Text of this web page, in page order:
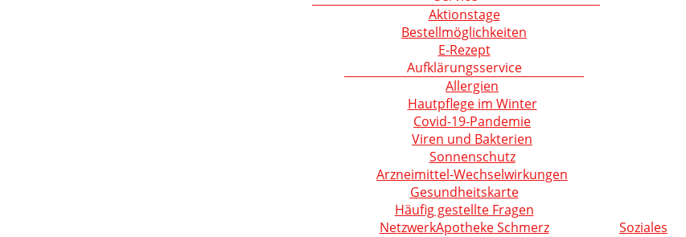
Aktionstage
Bestellmöglichkeiten
E-Rezept
Aufklärungsservice
Allergien
Hautpflege im Winter
Covid-19-Pandemie
Viren und Bakterien
Sonnenschutz
Arzneimittel-Wechselwirkungen
Gesundheitskarte
Häufig gestellte Fragen
NetzwerkApotheke Schmerz
Soziales